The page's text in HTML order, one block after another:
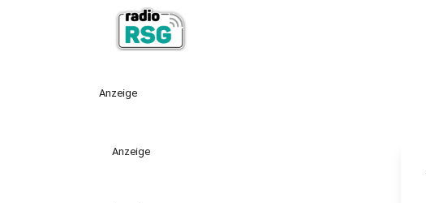
Anzeige
Anzeige